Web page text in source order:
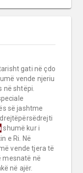
gati në çdo
vende njeriu
në shtëpi.
së jashtme
shumë kur i
e Ri. Në
vende tjera të
mesnatë në
në ajër.